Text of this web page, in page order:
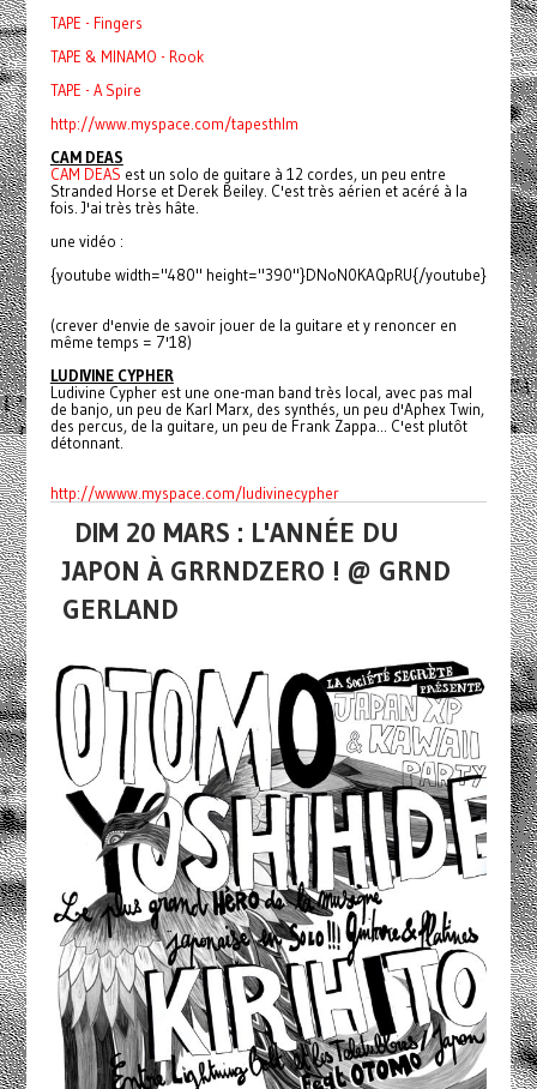
TAPE - Fingers
TAPE & MINAMO - Rook
TAPE - A Spire
http://www.myspace.com/tapesthlm
CAM DEAS
CAM DEAS est un solo de guitare à 12 cordes, un peu entre
Stranded Horse et Derek Beiley. C'est très aérien et acéré à la
fois. J'ai très très hâte.
une vidéo :
{youtube width="480" height="390"}DNoN0KAQpRU{/youtube}
(crever d'envie de savoir jouer de la guitare et y renoncer en
même temps = 7'18)
LUDIVINE CYPHER
Ludivine Cypher est une one-man band très local, avec pas mal
de banjo, un peu de Karl Marx, des synthés, un peu d'Aphex Twin,
des percus, de la guitare, un peu de Frank Zappa... C'est plutôt
détonnant.
http://wwww.myspace.com/ludivinecypher
DIM 20 MARS : L'ANNÉE DU
JAPON À GRRNDZERO ! @ GRND
GERLAND